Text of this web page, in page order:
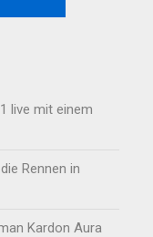
live mit einem
Rennen in
Kardon Aura